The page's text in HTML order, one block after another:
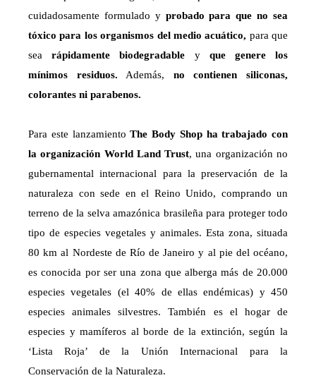
cuidadosamente formulado y probado para que no sea
tóxico para los organismos del medio acuático, para que
searápidamente biodegradable y que genere los
mínimos residuos. Además, no contienen siliconas,
colorantes ni parabenos.
Para este lanzamientoThe Body Shop ha trabajado con
la organización World Land Trust, una organización no
gubernamental internacional para la preservación de la
naturaleza con sede en el Reino Unido, comprando un
terreno de la selva amazónica brasileña para proteger todo
tipo de especies vegetales y animales. Esta zona, situada
80 km al Nordeste de Río de Janeiro y al pie del océano,
es conocida por ser una zona que alberga más de 20.000
especies vegetales (el 40% de ellas endémicas) y 450
especies animales silvestres. También es el hogar de
especies y mamíferos al borde de la extinción, según la
‘Lista Roja’ de la Unión Internacional para la
Conservación de la Naturaleza.